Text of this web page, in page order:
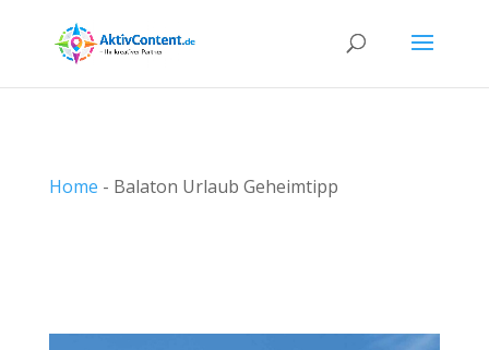
Home - Balaton Urlaub Geheimtipp